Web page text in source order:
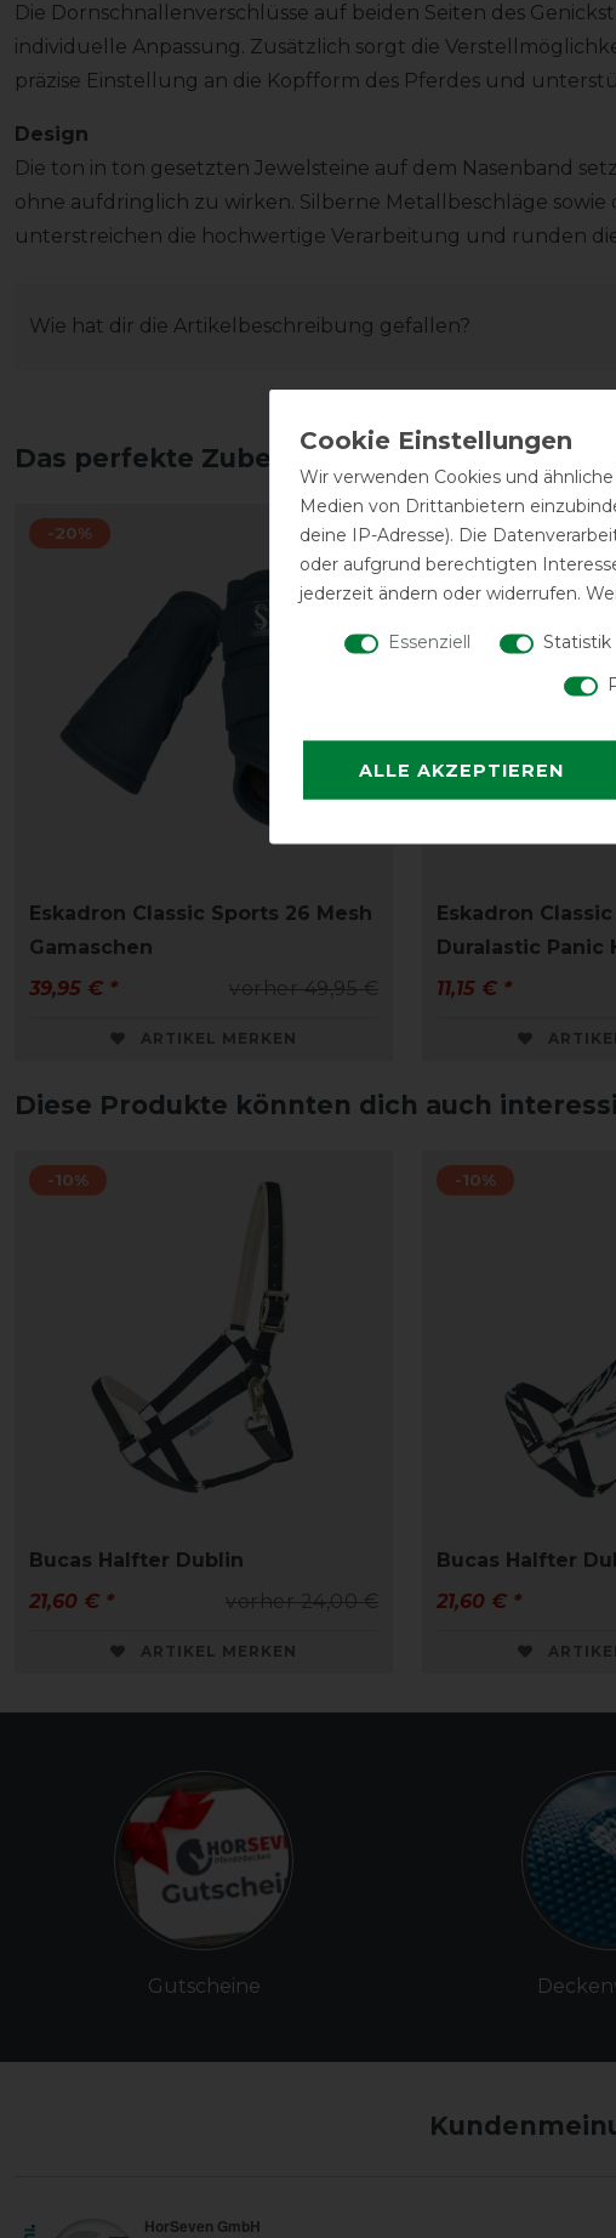
Die Dornschnallenverschlüsse auf beiden Seiten des
individuelle Anpassung. Zusätzlich sorgt die
präzise Einstellung an die Kopfform des Pferdes und
Design
Die ton in ton gesetzten Jewelsteine auf dem Nasenband
ohne aufdringlich zu wirken. Silberne Metallbeschläge sowie
unterstreichen die hochwertige Verarbeitung und runden
Wie hat dir die Artikelbeschreibung gefallen?
Das perfekte Zubehör für dich
-20%
Eskadron Classic Sports 26 Mesh
Gamaschen
vorher 49,95 €
39,95 € *
ARTIKEL MERKEN
-20%
Eskadron
Duralastic Panic
11,15 € *
Diese Produkte könnten dich auch
-10%
Bucas Halfter Dublin
vorher 24,00 €
21,60 € *
ARTIKEL MERKEN
-10%
Bucas Halfter
21,60 € *
Gutscheine
Wir verwenden Cookies und
Medien von Drittanbietern
deine IP-Adresse). Die
oder aufgrund berechtigten
jederzeit ändern oder widerrufen.
Essenziell Statistik
ALLE AKZEPTIEREN